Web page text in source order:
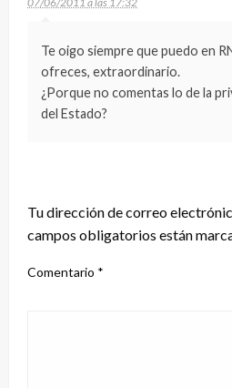
Te oigo siempre que puedo en
ofreces, extraordinario.
¿Porque no comentas lo de la
del Estado?
Tu dirección de correo
campos obligatorios están
Comentario *